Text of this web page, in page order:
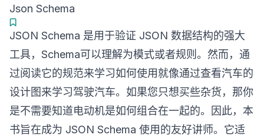
Json Schema
JSON Schema 是用于验证 JSON 数据结构的强大
工具，Schema可以理解为模式或者规则。然而，通
过阅读它的规范来学习如何使用就像通过查看汽车的
设计图来学习驾驶汽车。如果您只想买些杂货，那你
是不需要知道电动机是如何组合在一起的。因此，本
书旨在成为 JSON Schema 使用的友好讲师。它适